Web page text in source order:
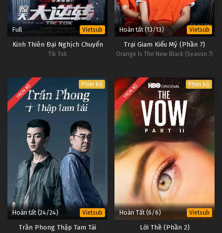
Full Vietsub
Kinh Thiên Đại Nghịch Chuyển
Tik Tok
Hoàn tất (13/13) Vietsub
Trại Giam Kiểu Mỹ (Phần 7)
Orange Is The New Black (Season 7)
TRỌN BỘ Phim bộ
Hoàn tất (24/24) Vietsub
Trần Phong Thập Tam Tái
TRỌN BỘ Phim bộ
Hoàn Tất (6/6) Vietsub
Lời Thề (Phần 2)